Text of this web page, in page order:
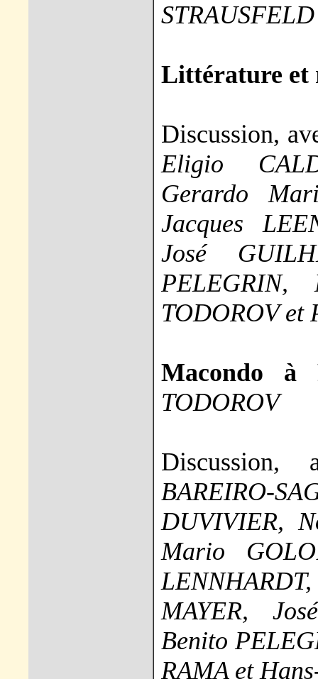
Littérature et
Discussion,
Eligio
Gerardo
Jacques
José
PELEGRIN,
TODOROV et
Macondo à
TODOROV
BAREIRO-
DUVIVIER,
Mario
MAYER,
Benito
RAMA et